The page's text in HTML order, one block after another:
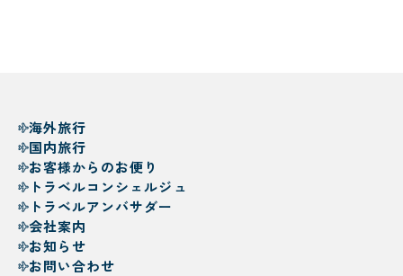
海外旅行
国内旅行
お客様からのお便り
トラベルコンシェルジュ
トラベルアンバサダー
会社案内
お知らせ
お問い合わせ